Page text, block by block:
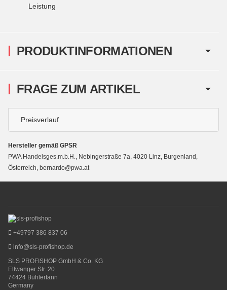
PRODUKTINFORMATIONEN
Leistung
FRAGE ZUM ARTIKEL
Preisverlauf
Hersteller gemäß GPSR
PWA Handelsges.m.b.H., Nebingerstraße 7a, 4020 Linz, Burgenland,
Österreich, bernardo@pwa.at
+49797 386 837 06
info@sls-profishop.de
SLS PROFISHOP GmbH & Co. KG
Ellwanger Str. 20
74424 Bühlertann
Germany